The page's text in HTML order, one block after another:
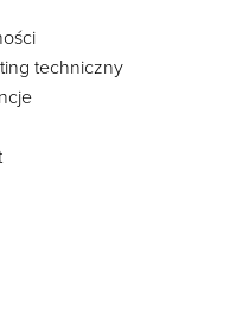
techniczny